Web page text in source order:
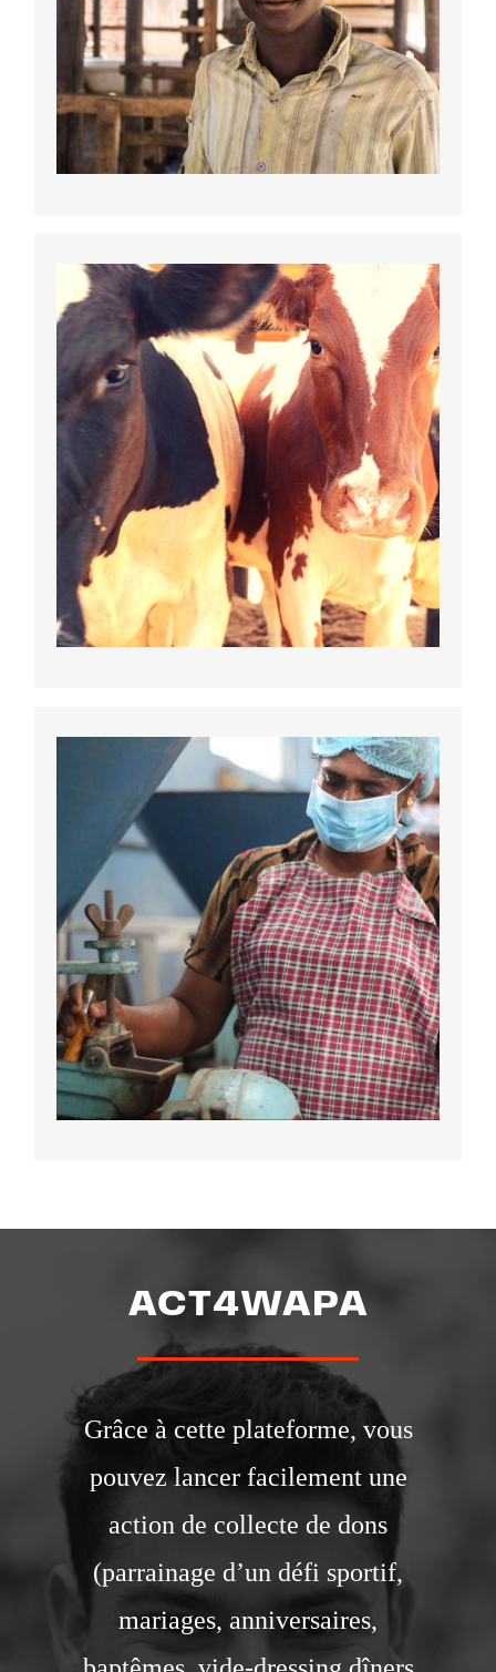
Achat de vaches
laitières
Centre de formation
et de production
ACT4WAPA
Grâce à cette plateforme, vous
pouvez lancer facilement une
action de collecte de dons
(parrainage d’un défi sportif,
mariages, anniversaires,